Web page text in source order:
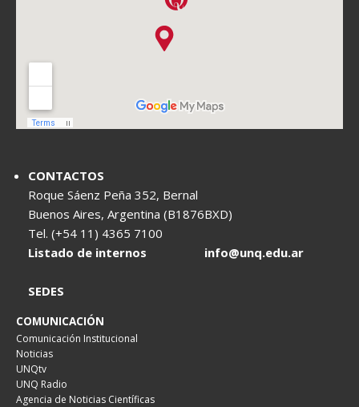
CONTACTOS
Roque Sáenz Peña 352, Bernal
Buenos Aires, Argentina (B1876BXD)
Tel. (+54 11) 4365 7100
Listado de internos
info@unq.edu.ar
SEDES
COMUNICACIÓN
Comunicación Institucional
Noticias
UNQtv
UNQ Radio
Agencia de Noticias Científicas